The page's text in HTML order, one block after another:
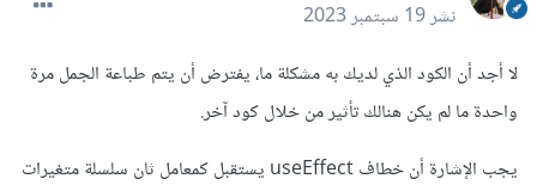
نشر19 سبتمبر 2023
لا أجد أن الكود الذي لديك به مشكلة ما، يفترض أن يتم طباعة الجمل مرة
واحدة ما لم يكن هنالك تأثير من خلال كود آخر.
يجب الإشارة أن خطاف useEffect يستقبل كمعامل ثان سلسلة متغيرات